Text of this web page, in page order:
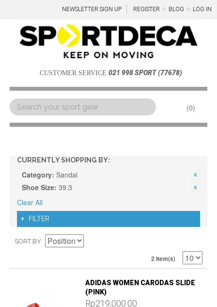
NEWSLETTER SIGN UP REGISTER BLOG LOG IN
CUSTOMER SERVICE 021 998 SPORT (77678)
0
Menu
CURRENTLY SHOPPING BY:
Category: Sandal
Shoe Size: 39.3
Clear All
FILTER
SORT BY
2 Item(s)
ADIDAS WOMEN CARODAS SLIDE
(PINK)
Rp219,000.00